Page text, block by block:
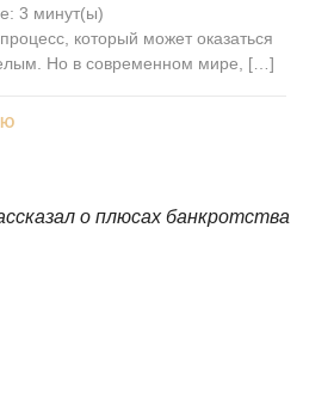
3 минут(ы)
который может оказаться
Но в современном мире, […]